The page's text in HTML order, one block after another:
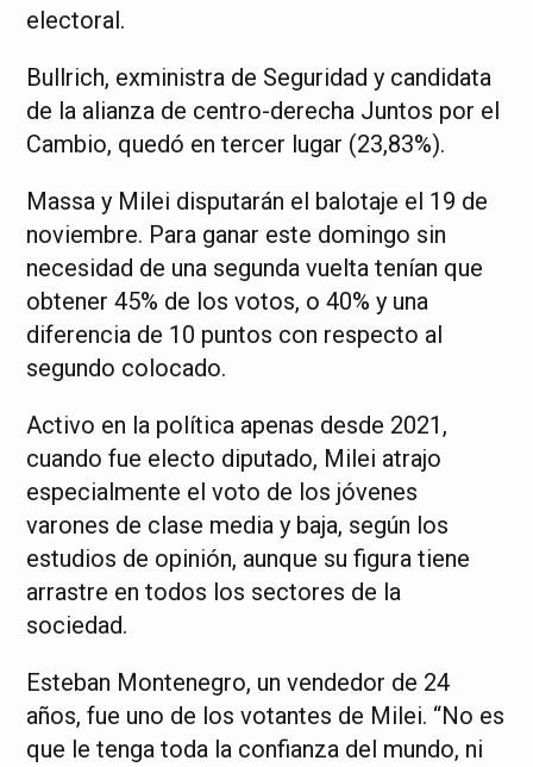
electoral.
Bullrich, exministra de Seguridad y candidata
de la alianza de centro-derecha Juntos por el
Cambio, quedó en tercer lugar (23,83%).
Massa y Milei disputarán el balotaje el 19 de
noviembre. Para ganar este domingo sin
necesidad de una segunda vuelta tenían que
obtener 45% de los votos, o 40% y una
diferencia de 10 puntos con respecto al
segundo colocado.
Activo en la política apenas desde 2021,
cuando fue electo diputado, Milei atrajo
especialmente el voto de los jóvenes
varones de clase media y baja, según los
estudios de opinión, aunque su figura tiene
arrastre en todos los sectores de la
sociedad.
Esteban Montenegro, un vendedor de 24
años, fue uno de los votantes de Milei. “No es
que le tenga toda la confianza del mundo, ni